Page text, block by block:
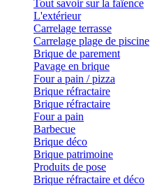
Tout savoir sur la faïence
L'extérieur
Carrelage terrasse
Carrelage plage de piscine
Brique de parement
Pavage en brique
Four a pain / pizza
Brique réfractaire
Brique réfractaire
Four a pain
Barbecue
Brique déco
Brique patrimoine
Produits de pose
Brique réfractaire et déco